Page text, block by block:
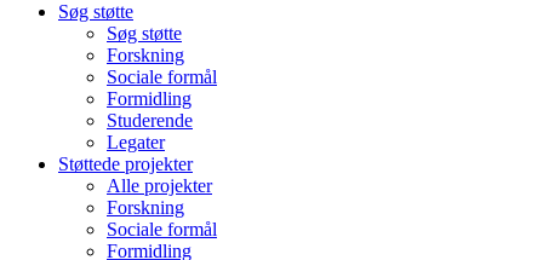
Søg støtte
Søg støtte
Forskning
Sociale formål
Formidling
Studerende
Legater
Støttede projekter
Alle projekter
Forskning
Sociale formål
Formidling